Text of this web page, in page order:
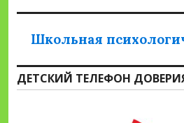
Школьная
ДЕТСКИЙ ТЕЛЕФОН